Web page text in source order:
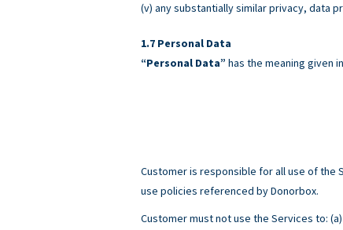
(v) any substantially similar privacy, data
Personal Data
“Personal Data” has the meaning given
Customer is responsible for all use of the
use policies referenced by Donorbox.
Customer must not use the Services to: